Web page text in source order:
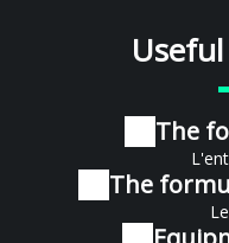
The
The